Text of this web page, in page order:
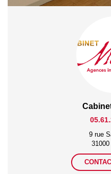
9 rue
31000